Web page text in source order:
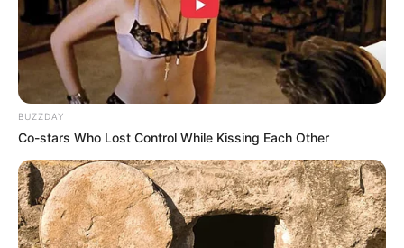
hanya ditakdirkan sebatas penggemar dan idola saja
BUZZDAY
Co-stars Who Lost Control While Kissing Each Other